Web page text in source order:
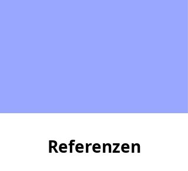
Referenzen